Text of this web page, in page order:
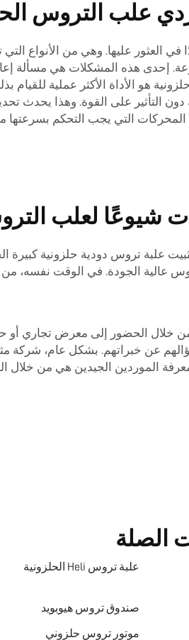
علب التروس
العثور عليها. وهي من الأنواع
إحدى هذه المشكلات هي مسألة
هو الأداة الأكثر عملية
التأثير على القوة. وهذا يحدث
التي يجب التحكم بسرعتها
شيوعًا لعلب
علبة تروس دودية حلزونية
عالية الجودة. في الوقت نفسه،
خلال الحضور إلى معرض تجاري
عن خبراتهم. بشكل عام، شركة
الموردين الجيدين هي من خلال
الصلة
علبة تروس Heli الحلزونية
صندوق تروس هيوبويد
موتور تروس حلزوني